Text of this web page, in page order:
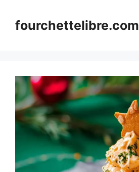
contentfourchettelibre.com